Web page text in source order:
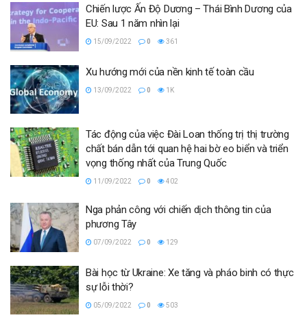
Chiến lược Ấn Độ Dương – Thái Bình Dương của
EU: Sau 1 năm nhìn lại
15/09/2022 0 361
Xu hướng mới của nền kinh tế toàn cầu
13/09/2022 0 1K
Tác động của việc Đài Loan thống trị thị trường
chất bán dẫn tới quan hệ hai bờ eo biển và triển
vọng thống nhất của Trung Quốc
11/09/2022 0 402
Nga phản công với chiến dịch thông tin của
phương Tây
07/09/2022 0 129
Bài học từ Ukraine: Xe tăng và pháo binh có thực
sự lỗi thời?
05/09/2022 0 503